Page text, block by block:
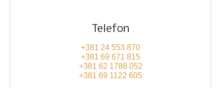
Telefon
+381 24 553 870
+381 69 671 815
+381 62 1788 052
+381 69 1122 605